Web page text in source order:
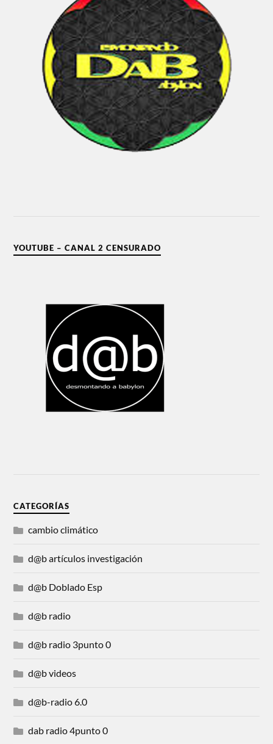
YOUTUBE – CANAL 2 CENSURADO
CATEGORÍAS
cambio climático
d@b artículos investigación
d@b Doblado Esp
d@b radio
d@b radio 3punto 0
d@b videos
d@b-radio 6.0
dab radio 4punto 0